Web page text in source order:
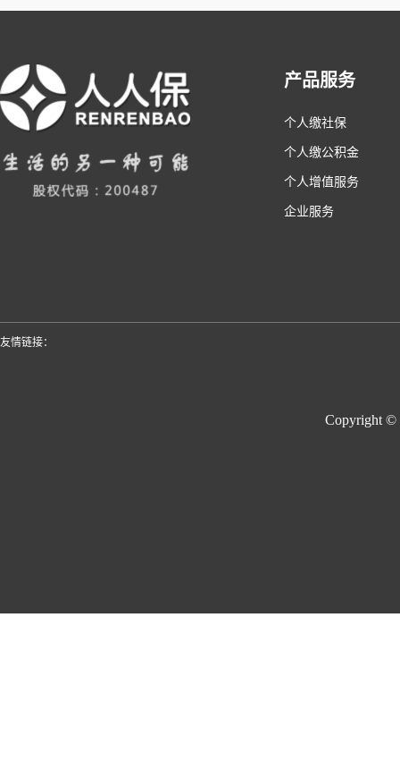
产品服务
个人缴社保
个人缴公积金
个人增值服务
企业服务
友情链接：
Copyright ©